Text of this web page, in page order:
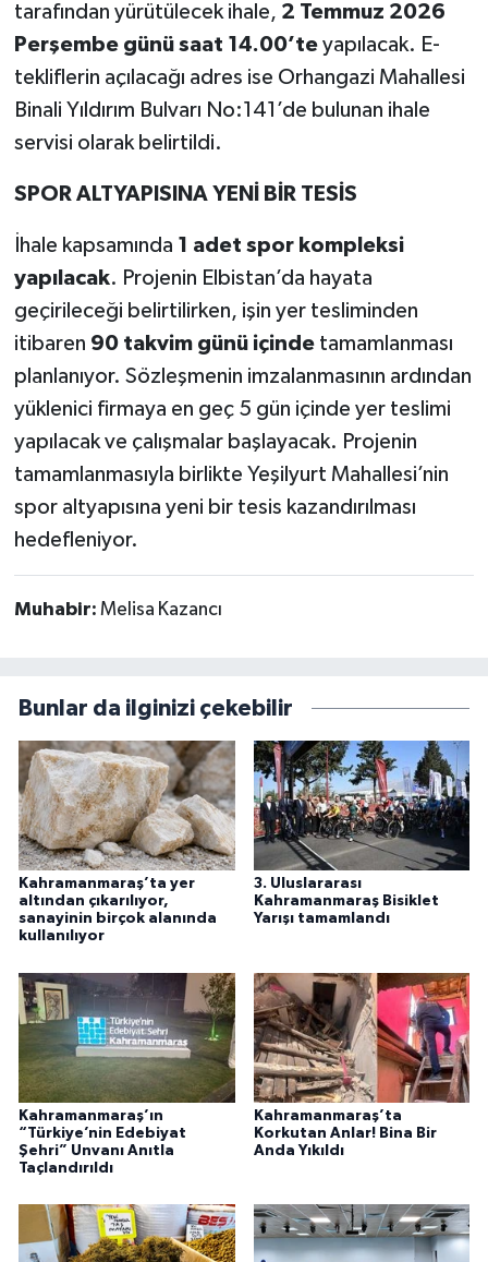
tarafından yürütülecek ihale, 2 Temmuz 2026
Perşembe günü saat 14.00’teyapılacak. E-
tekliflerin açılacağı adres ise Orhangazi Mahallesi
Binali Yıldırım Bulvarı No:141’de bulunan ihale
servisi olarak belirtildi.
SPOR ALTYAPISINA YENİ BİR TESİS
İhale kapsamında 1 adet spor kompleksi
yapılacak. Projenin Elbistan’da hayata
geçirileceği belirtilirken, işin yer tesliminden
itibaren 90 takvim günü içindetamamlanması
planlanıyor. Sözleşmenin imzalanmasının ardından
yüklenici firmaya en geç 5 gün içinde yer teslimi
yapılacak ve çalışmalar başlayacak. Projenin
tamamlanmasıyla birlikte Yeşilyurt Mahallesi’nin
spor altyapısına yeni bir tesis kazandırılması
hedefleniyor.
Muhabir: Melisa Kazancı
Bunlar da ilginizi çekebilir
Kahramanmaraş’ta yer
altından çıkarılıyor,
sanayinin birçok alanında
kullanılıyor
3. Uluslararası
Kahramanmaraş Bisiklet
Yarışı tamamlandı
Kahramanmaraş’ın
“Türkiye’nin Edebiyat
Şehri” Unvanı Anıtla
Taçlandırıldı
Kahramanmaraş’ta
Korkutan Anlar! Bina Bir
Anda Yıkıldı